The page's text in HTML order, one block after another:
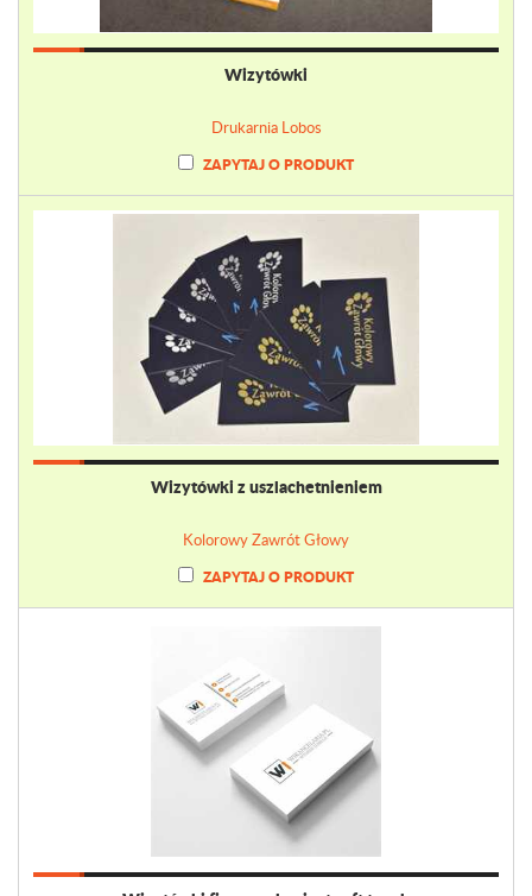
Wizytówki
Drukarnia Lobos
ZAPYTAJ O PRODUKT
Wizytówki z uszlachetnieniem
Kolorowy Zawrót Głowy
ZAPYTAJ O PRODUKT